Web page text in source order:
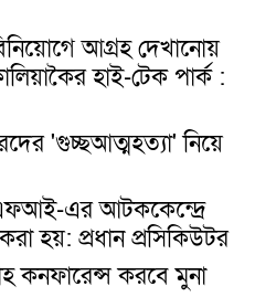
আগ্রহ দেখানোয়
হাই-টেক পার্ক :
'গুচ্ছআত্মহত্যা' নিয়ে
এর আটককেন্দ্রে
হয়: প্রধান প্রসিকিউটর
কনফারেন্স করবে মুনা